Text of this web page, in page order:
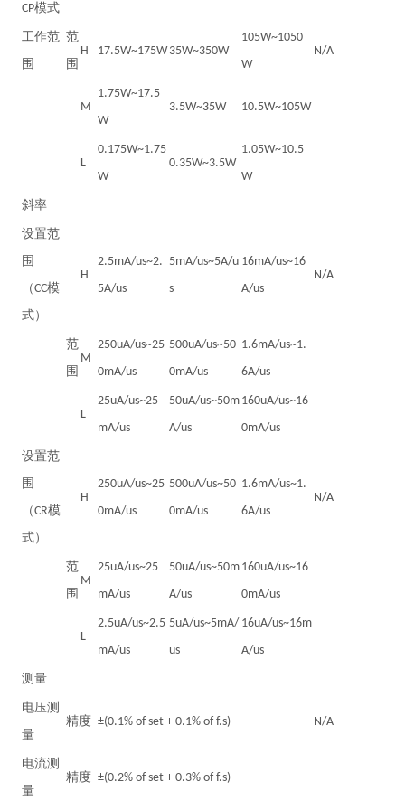
CP模式
工作范
围
范
围
H 17.5W~175W 35W~350W
105W~1050
W
N/A
M
1.75W~17.5
W
3.5W~35W 10.5W~105W
L
0.175W~1.75
W
0.35W~3.5W
1.05W~10.5
W
斜率
设置范
围
（CC模
式）
H
2.5mA/us~2.
5A/us
5mA/us~5A/u
s
16mA/us~16
A/us
N/A
范
围
M
250uA/us~25
0mA/us
500uA/us~50
0mA/us
1.6mA/us~1.
6A/us
L
25uA/us~25
mA/us
50uA/us~50m
A/us
160uA/us~16
0mA/us
设置范
围
（CR模
式）
H
250uA/us~25
0mA/us
500uA/us~50
0mA/us
1.6mA/us~1.
6A/us
N/A
范
围
M
25uA/us~25
mA/us
50uA/us~50m
A/us
160uA/us~16
0mA/us
L
2.5uA/us~2.5
mA/us
5uA/us~5mA/
us
16uA/us~16m
A/us
测量
电压测
量
精度 ±(0.1% of set + 0.1% of f.s) N/A
电流测
量
精度 ±(0.2% of set + 0.3% of f.s)